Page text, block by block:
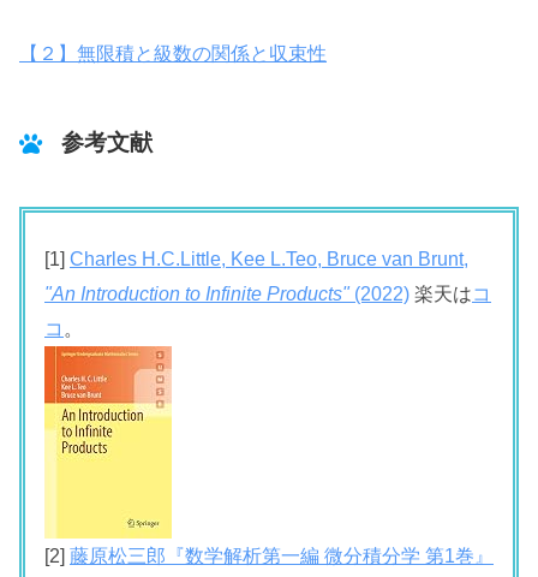
【２】無限積と級数の関係と収束性
参考文献
[1] Charles H.C.Little, Kee L.Teo, Bruce van Brunt,
"An Introduction to Infinite Products"(2022) 楽天はコ
コ 。
[2] 藤原松三郎『数学解析第一編 微分積分学 第1巻』